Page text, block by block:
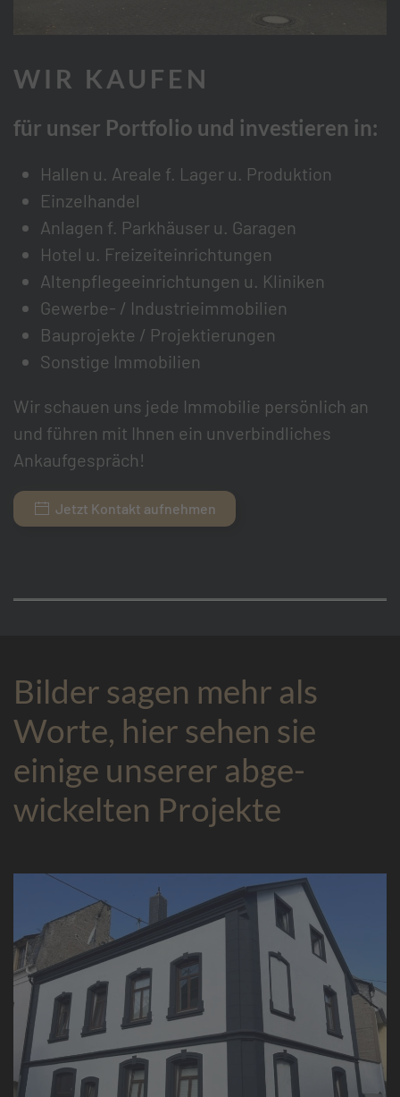
WIR KAUFEN
für unser Portfolio und investieren in:
Hallen u. Areale f. Lager u. Produktion
Einzelhandel
Anlagen f. Parkhäuser u. Garagen
Hotel u. Freizeiteinrichtungen
Altenpflegeeinrichtungen u. Kliniken
Gewerbe- / Industrieimmobilien
Bauprojekte / Projektierungen
Sonstige Immobilien
Wir schauen uns jede Immobilie persönlich an
und führen mit Ihnen ein unverbindliches
Ankaufgespräch!
Jetzt Kontakt aufnehmen
Bilder sagen mehr als
Worte, hier sehen sie
einige unserer ab­ge­
wickel­ten Projekte